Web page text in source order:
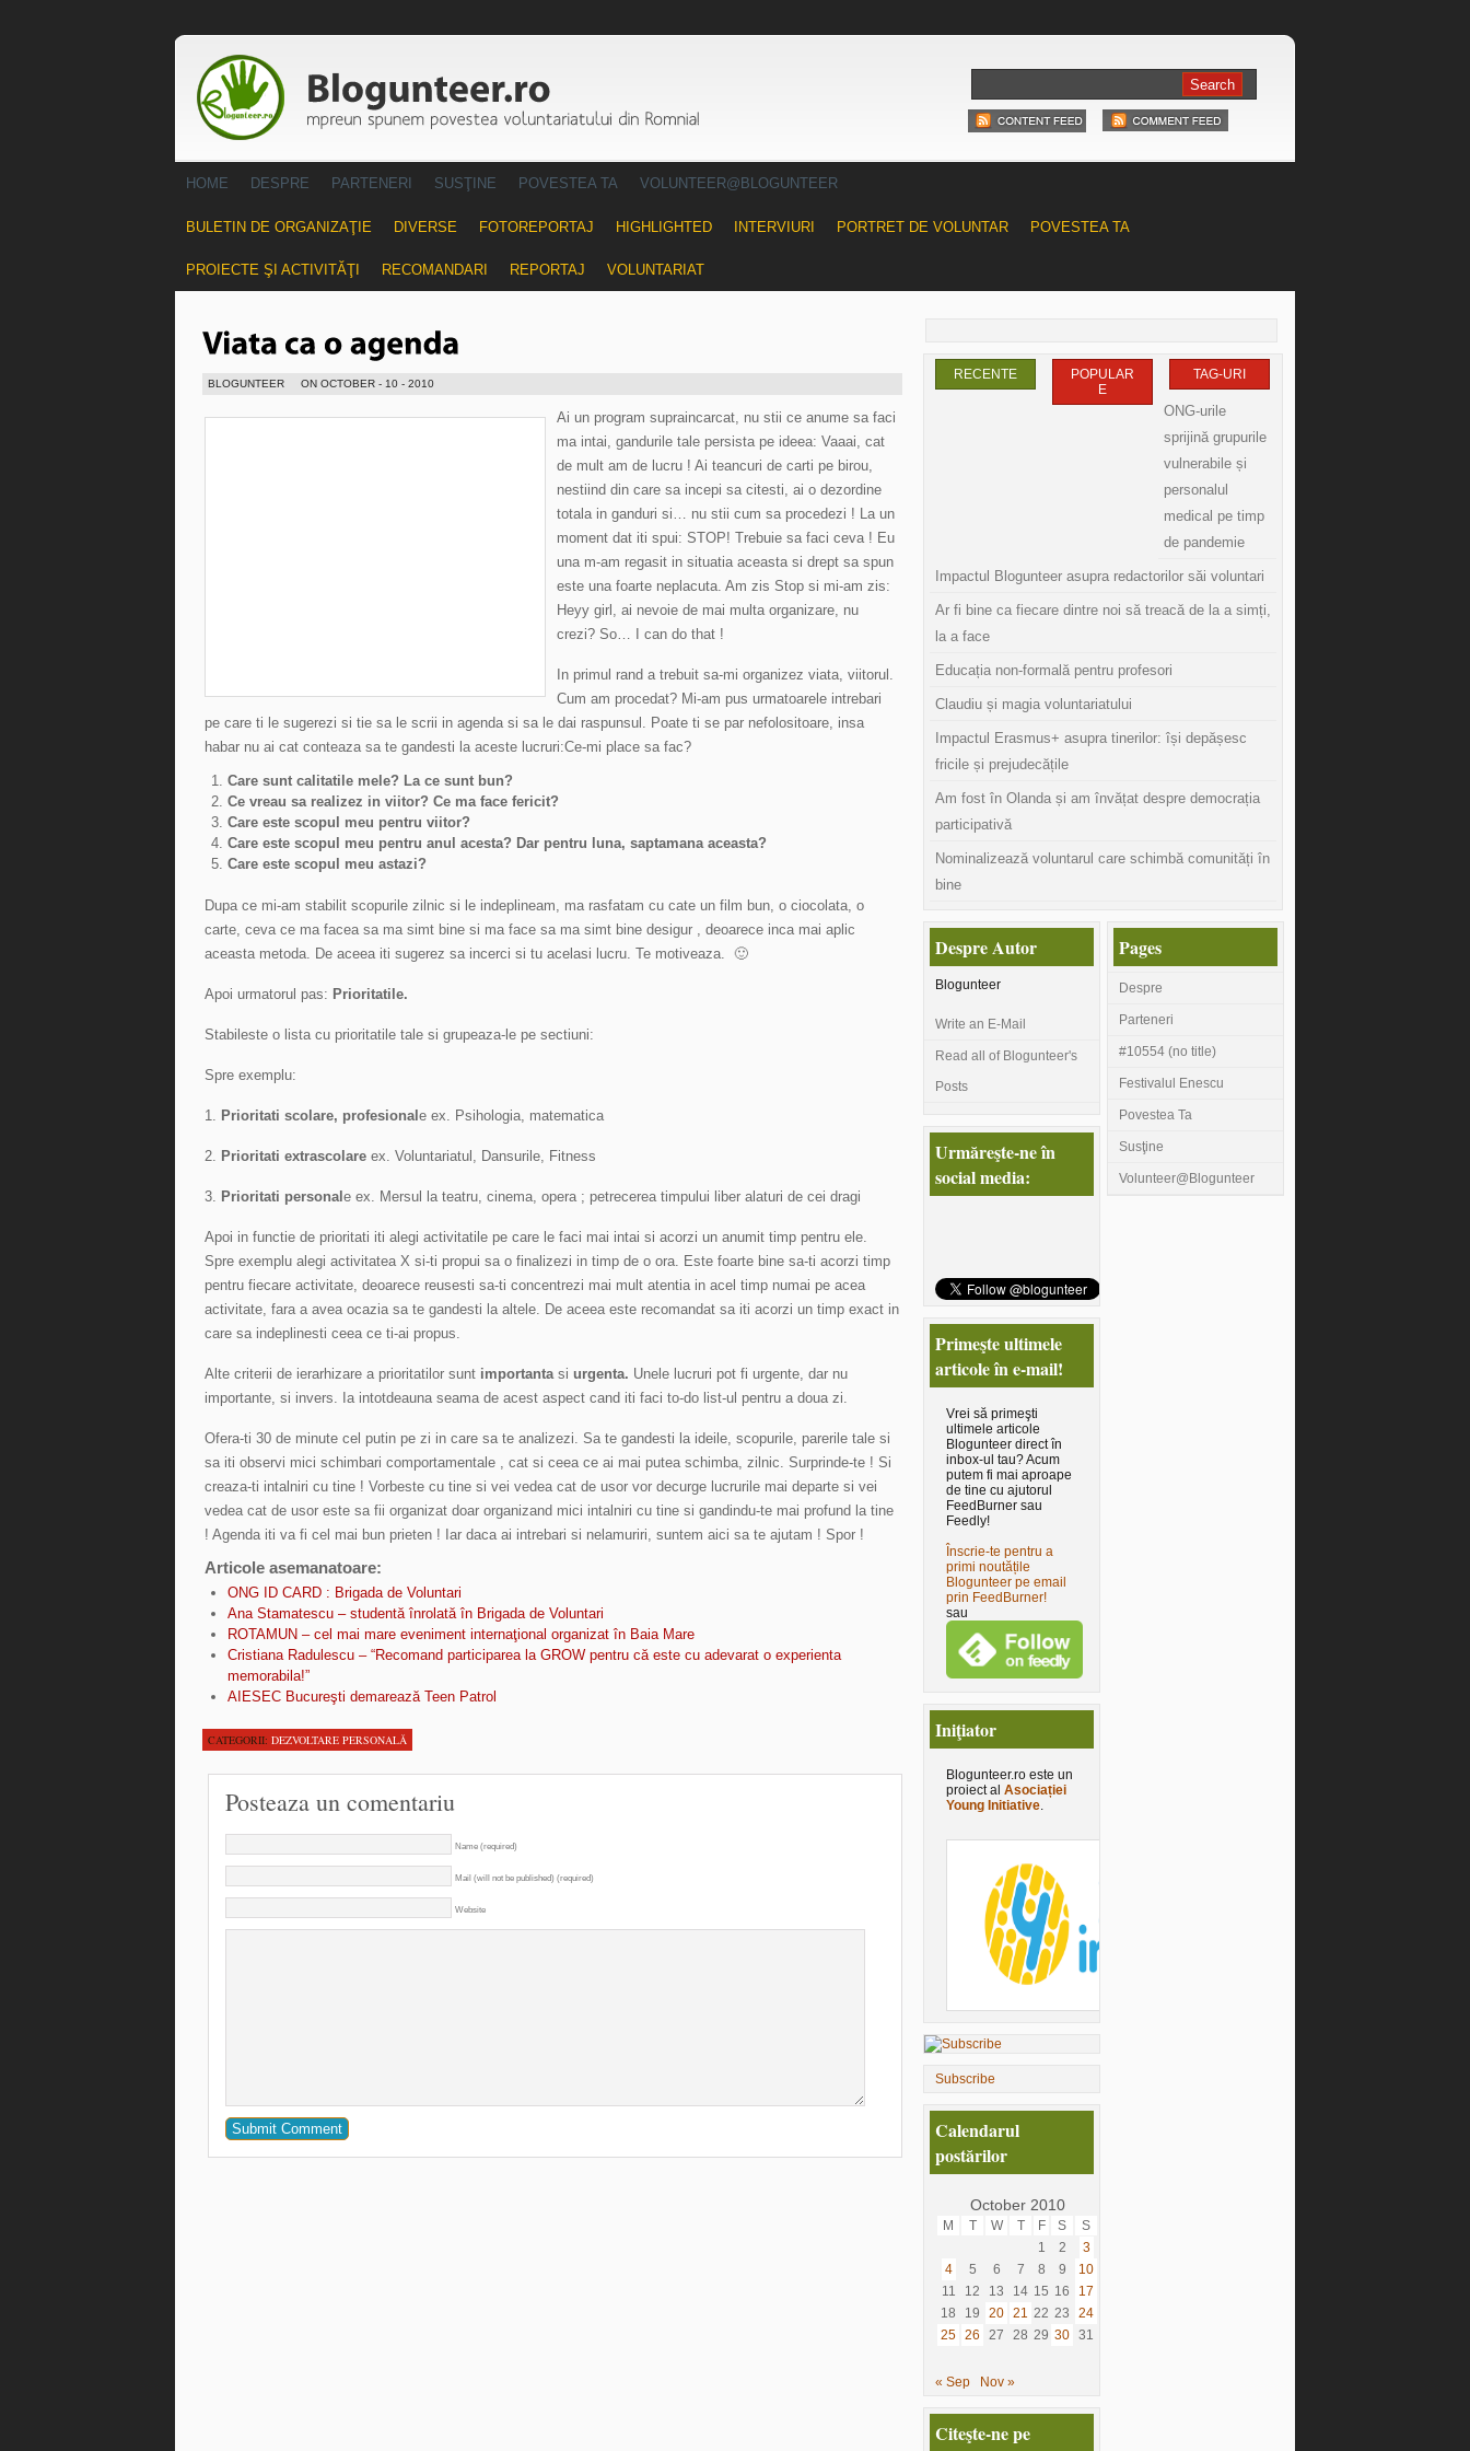
HOME DESPRE PARTENERI SUSŢINE POVESTEA TA VOLUNTEER@BLOGUNTEER
BULETIN DE ORGANIZAŢIE DIVERSE FOTOREPORTAJ HIGHLIGHTED INTERVIURI PORTRET DE VOLUNTAR POVESTEA TA
PROIECTE ŞI ACTIVITĂŢI RECOMANDARI REPORTAJ VOLUNTARIAT
BLOGUNTEER ON OCTOBER - 10 - 2010
Ai un program supraincarcat, nu stii ce anume sa faci
ma intai, gandurile tale persista pe ideea: Vaaai, cat
de mult am de lucru ! Ai teancuri de carti pe birou,
nestiind din care sa incepi sa citesti, ai o dezordine
totala in ganduri si… nu stii cum sa procedezi ! La un
moment dat iti spui: STOP! Trebuie sa faci ceva ! Eu
una m-am regasit in situatia aceasta si drept sa spun
este una foarte neplacuta. Am zis Stop si mi-am zis:
Heyy girl, ai nevoie de mai multa organizare, nu
crezi? So… I can do that !
In primul rand a trebuit sa-mi organizez viata, viitorul.
Cum am procedat? Mi-am pus urmatoarele intrebari
pe care ti le sugerezi si tie sa le scrii in agenda si sa le dai raspunsul. Poate ti se par nefolositoare, insa
habar nu ai cat conteaza sa te gandesti la aceste lucruri:Ce-mi place sa fac?
Care sunt calitatile mele? La ce sunt bun?
Ce vreau sa realizez in viitor? Ce ma face fericit?
Care este scopul meu pentru viitor?
Care este scopul meu pentru anul acesta? Dar pentru luna, saptamana aceasta?
Care este scopul meu astazi?
Dupa ce mi-am stabilit scopurile zilnic si le indeplineam, ma rasfatam cu cate un film bun, o ciocolata, o
carte, ceva ce ma facea sa ma simt bine si ma face sa ma simt bine desigur , deoarece inca mai aplic
aceasta metoda. De aceea iti sugerez sa incerci si tu acelasi lucru. Te motiveaza. 🙂
Apoi urmatorul pas: Prioritatile.
Stabileste o lista cu prioritatile tale si grupeaza-le pe sectiuni:
Spre exemplu:
1. Prioritati scolare, profesional e ex. Psihologia, matematica
2. Prioritati extrascolare ex. Voluntariatul, Dansurile, Fitness
3. Prioritati personal e ex. Mersul la teatru, cinema, opera ; petrecerea timpului liber alaturi de cei dragi
Apoi in functie de prioritati iti alegi activitatile pe care le faci mai intai si acorzi un anumit timp pentru ele.
Spre exemplu alegi activitatea X si-ti propui sa o finalizezi in timp de o ora. Este foarte bine sa-ti acorzi timp
pentru fiecare activitate, deoarece reusesti sa-ti concentrezi mai mult atentia in acel timp numai pe acea
activitate, fara a avea ocazia sa te gandesti la altele. De aceea este recomandat sa iti acorzi un timp exact in
care sa indeplinesti ceea ce ti-ai propus.
Alte criterii de ierarhizare a prioritatilor sunt importanta si urgenta. Unele lucruri pot fi urgente, dar nu
importante, si invers. Ia intotdeauna seama de acest aspect cand iti faci to-do list-ul pentru a doua zi.
Ofera-ti 30 de minute cel putin pe zi in care sa te analizezi. Sa te gandesti la ideile, scopurile, parerile tale si
sa iti observi mici schimbari comportamentale , cat si ceea ce ai mai putea schimba, zilnic. Surprinde-te ! Si
creaza-ti intalniri cu tine ! Vorbeste cu tine si vei vedea cat de usor vor decurge lucrurile mai departe si vei
vedea cat de usor este sa fii organizat doar organizand mici intalniri cu tine si gandindu-te mai profund la tine
! Agenda iti va fi cel mai bun prieten ! Iar daca ai intrebari si nelamuriri, suntem aici sa te ajutam ! Spor !
Articole asemanatoare:
ONG ID CARD : Brigada de Voluntari
Ana Stamatescu – studentă înrolată în Brigada de Voluntari
ROTAMUN – cel mai mare eveniment internaţional organizat în Baia Mare
Cristiana Radulescu – “Recomand participarea la GROW pentru că este cu adevarat o experienta
memorabila!”
AIESEC Bucureşti demarează Teen Patrol
CATEGORII: DEZVOLTARE PERSONALĂ
Posteaza un comentariu
Name (required)
Mail (will not be published) (required)
Website
RECENTE
POPULAR
E
TAG-URI
ONG-urile
sprijină grupurile
vulnerabile și
personalul
medical pe timp
de pandemie
Impactul Blogunteer asupra redactorilor săi voluntari
Ar fi bine ca fiecare dintre noi să treacă de la a simți,
la a face
Educația non-formală pentru profesori
Claudiu și magia voluntariatului
Impactul Erasmus+ asupra tinerilor: își depășesc
fricile și prejudecățile
Am fost în Olanda și am învățat despre democrația
participativă
Nominalizează voluntarul care schimbă comunități în
bine
Despre Autor
Blogunteer
Write an E-Mail
Read all of Blogunteer's
Posts
Urmăreşte-ne în
social media:
Primeşte ultimele
articole în e-mail!
Vrei să primeşti
ultimele articole
Blogunteer direct în
inbox-ul tau? Acum
putem fi mai aproape
de tine cu ajutorul
FeedBurner sau
Feedly!
Înscrie-te pentru a
primi noutățile
Blogunteer pe email
prin FeedBurner!
sau
Iniţiator
Blogunteer.ro este un
proiect al Asociației
Young Initiative.
Subscribe
Calendarul
postărilor
October 2010
M T W T F S
S
1
2
3
4
5 6 7 8 9
10
11
12 13 14 15 16
17
18
19 20 21 22 23
24
25 26 27 28 29 30 31
« Sep Nov »
Citeşte-ne pe
Pages
Despre
Parteneri
#10554 (no title)
Festivalul Enescu
Povestea Ta
Susţine
Volunteer@Blogunteer